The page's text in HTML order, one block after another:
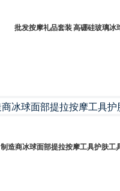
批发按摩礼品套装 高硼硅玻璃冰
制造商冰球面部提拉按摩工具护肤工